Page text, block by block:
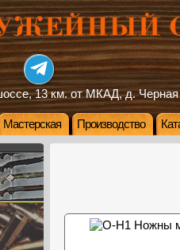
13 км. от МКАД, д. Черная
Мастерская Производство